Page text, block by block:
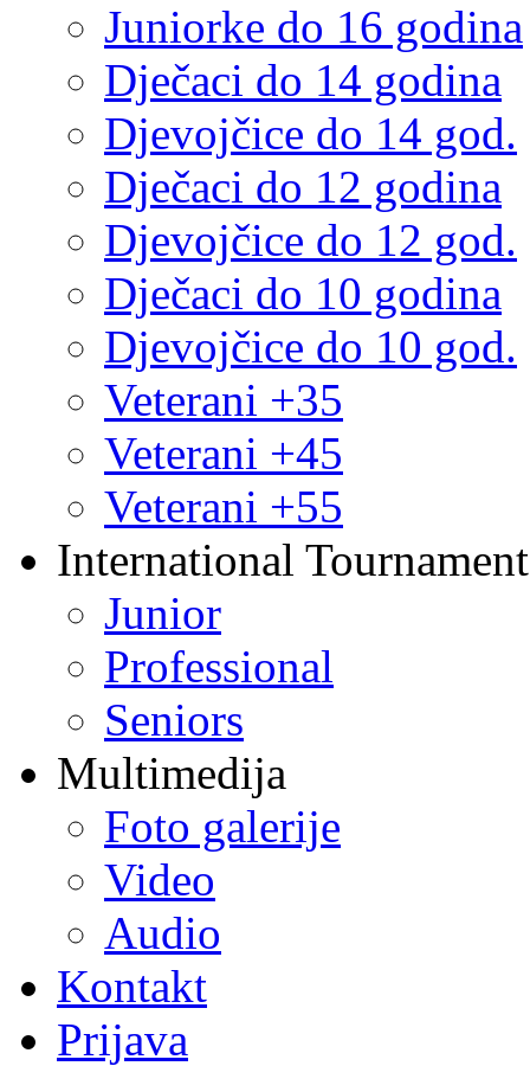
Juniorke do 16 godina
Dječaci do 14 godina
Djevojčice do 14 god.
Dječaci do 12 godina
Djevojčice do 12 god.
Dječaci do 10 godina
Djevojčice do 10 god.
Veterani +35
Veterani +45
Veterani +55
International
Junior
Professional
Seniors
Multimedija
Foto galerije
Video
Audio
Kontakt
Prijava